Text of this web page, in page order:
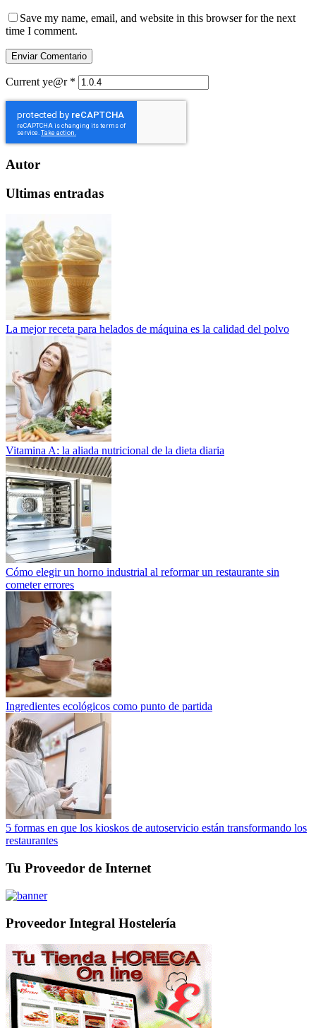
Save my name, email, and website in this browser for the next
time I comment.
Current ye@r *
Autor
Ultimas entradas
La mejor receta para helados de máquina es la calidad del polvo
Vitamina A: la aliada nutricional de la dieta diaria
Cómo elegir un horno industrial al reformar un restaurante sin
cometer errores
Ingredientes ecológicos como punto de partida
5 formas en que los kioskos de autoservicio están transformando los
restaurantes
Tu Proveedor de Internet
Proveedor Integral Hostelería